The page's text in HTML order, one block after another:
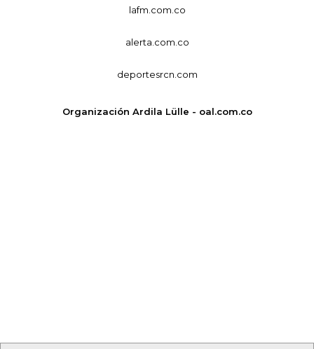
lafm.com.co
alerta.com.co
deportesrcn.com
Organización Ardila Lülle - oal.com.co